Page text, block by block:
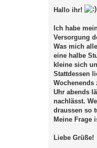
Hallo ihr!
Ich habe
Versorgung
Was mich
eine halbe
kleine sich
Stattdessen
Wochenends
Uhr abends
nachlässt.
draussen so
Meine Frage
Liebe Grüße!